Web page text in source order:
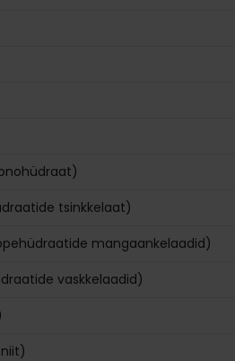
tsinkkelaat)
mangaankelaadid)
vaskkelaadid)